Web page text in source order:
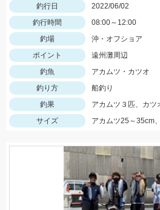
釣行日
2022/06/02
釣行時間
08:00～12:00
釣場
沖・オフショア
ポイント
遠州灘周辺
釣魚
アカムツ・カツオ
釣り方
船釣り
釣果
アカムツ３匹、カツ
サイズ
アカムツ25～35cm